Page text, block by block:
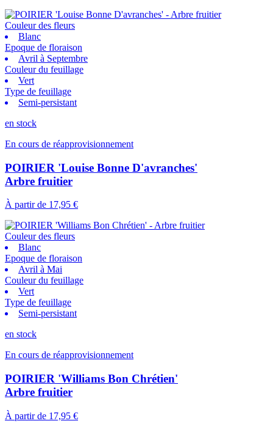
Couleur des fleurs
Blanc
Epoque de floraison
Avril à Septembre
Couleur du feuillage
Vert
Type de feuillage
Semi-persistant
en stock
En cours de réapprovisionnement
POIRIER 'Louise Bonne D'avranches'
Arbre fruitier
À partir de 17,95 €
Couleur des fleurs
Blanc
Epoque de floraison
Avril à Mai
Couleur du feuillage
Vert
Type de feuillage
Semi-persistant
en stock
En cours de réapprovisionnement
POIRIER 'Williams Bon Chrétien'
Arbre fruitier
À partir de 17,95 €